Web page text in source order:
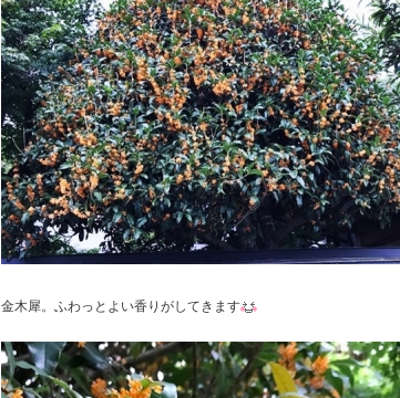
金木犀。ふわっとよい香りがしてきます